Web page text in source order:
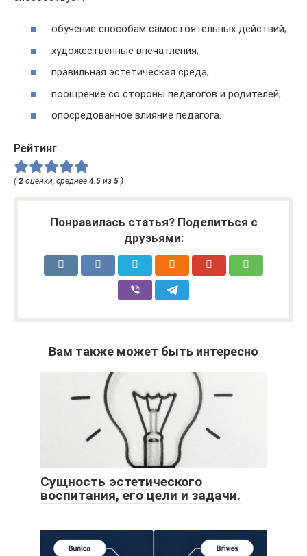
обучение способам самостоятельных действий;
художественные впечатления;
правильная эстетическая среда;
поощрение со стороны педагогов и родителей;
опосредованное влияние педагога.
Рейтинг
(2 оценки, среднее 4.5 из 5 )
Понравилась статья? Поделиться с
друзьями:
Вам также может быть интересно
Сущность эстетического
воспитания, его цели и задачи.